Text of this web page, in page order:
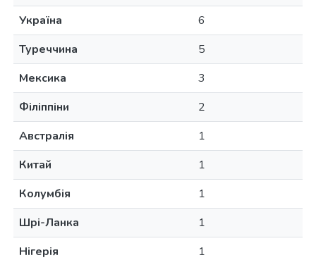
Україна
6
Туреччина
5
Мексика
3
Філіппіни
2
Австралія
1
Китай
1
Колумбія
1
Шрі-Ланка
1
Нігерія
1